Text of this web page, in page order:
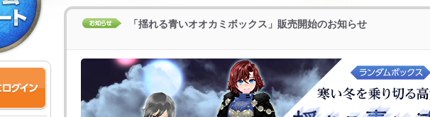
「揺れる青いオオカミボックス」販売開始のお知らせ